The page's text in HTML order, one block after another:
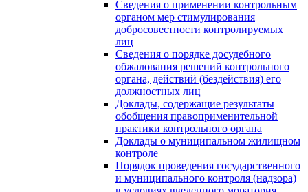
Сведения о применении контрольным
органом мер стимулирования
добросовестности контролируемых
лиц
Сведения о порядке досудебного
обжалования решений контрольного
органа, действий (бездействия) его
должностных лиц
Доклады, содержащие результаты
обобщения правоприменительной
практики контрольного органа
Доклады о муниципальном жилищном
контроле
Порядок проведения государственного
и муниципального контроля (надзора)